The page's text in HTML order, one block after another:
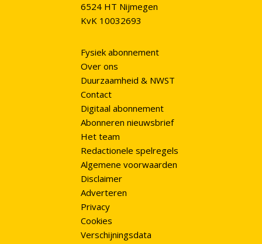
6524 HT Nijmegen
KvK 10032693
Fysiek abonnement
Over ons
Duurzaamheid & NWST
Contact
Digitaal abonnement
Abonneren nieuwsbrief
Het team
Redactionele spelregels
Algemene voorwaarden
Disclaimer
Adverteren
Privacy
Cookies
Verschijningsdata